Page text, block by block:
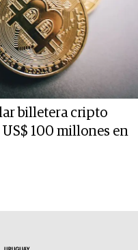
billetera cripto
100 millones en